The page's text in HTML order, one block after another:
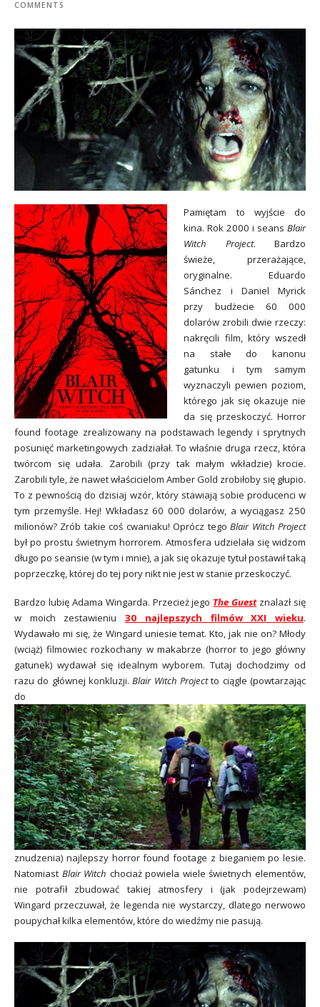
COMMENTS
Pamiętam to wyjście do
kina. Rok 2000 i seans Blair
Witch Project. Bardzo
świeże, przerażające,
oryginalne. Eduardo
Sánchez i Daniel Myrick
przy budżecie 60 000
dolarów zrobili dwie rzeczy:
nakręcili film, który wszedł
na stałe do kanonu
gatunku i tym samym
wyznaczyli pewien poziom,
którego jak się okazuje nie
da się przeskoczyć. Horror
found footage zrealizowany na podstawach legendy i sprytnych
posunięć marketingowych zadziałał. To właśnie druga rzecz, która
twórcom się udała. Zarobili (przy tak małym wkładzie) krocie.
Zarobili tyle, że nawet właścicielom Amber Gold zrobiłoby się głupio.
To z pewnością do dzisiaj wzór, który stawiają sobie producenci w
tym przemyśle. Hej! Wkładasz 60 000 dolarów, a wyciągasz 250
milionów? Zrób takie coś cwaniaku! Oprócz tegoBlair Witch Project
był po prostu świetnym horrorem. Atmosfera udzielała się widzom
długo po seansie (w tym i mnie), a jak się okazuje tytuł postawił taką
poprzeczkę, której do tej pory nikt nie jest w stanie przeskoczyć.
Bardzo lubię Adama Wingarda. Przecież jego The Guestznalazł się
w moich zestawieniu30 najlepszych filmów XXI wieku.
Wydawało mi się, że Wingard uniesie temat. Kto, jak nie on? Młody
(wciąż) filmowiec rozkochany w makabrze (horror to jego główny
gatunek) wydawał się idealnym wyborem. Tutaj dochodzimy od
razu do głównej konkluzji.Blair Witch Projectto ciągle (powtarzając
do
znudzenia) najlepszy horror found footage z bieganiem po lesie.
Natomiast Blair Witch chociaż powiela wiele świetnych elementów,
nie potrafił zbudować takiej atmosfery i (jak podejrzewam)
Wingard przeczuwał, że legenda nie wystarczy, dlatego nerwowo
poupychał kilka elementów, które do wiedźmy nie pasują.